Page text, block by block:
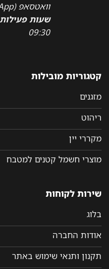
וואטסאפ (WhatsApp) - 058-6057111
שעות פעילות:
09:30
קטגוריות מובילות
מזגנים
ריהוט
מקררי יין
מוצרי חשמל קטנים למטבח
שירות לקוחות
בלוג
אודות החברה
תקנון ותנאי שימוש באתר